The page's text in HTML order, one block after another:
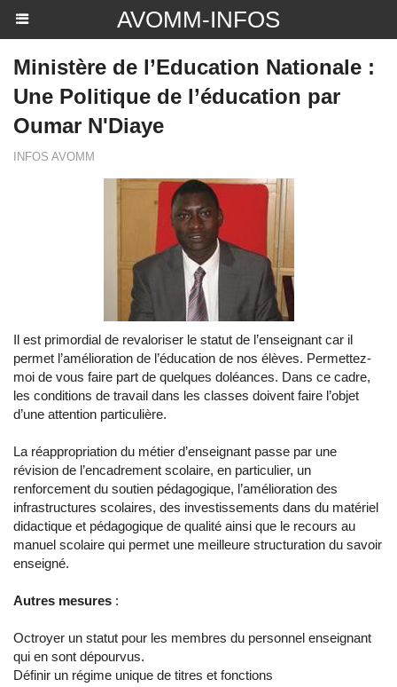
AVOMM-INFOS
Ministère de l’Education Nationale :
Une Politique de l’éducation par
Oumar N'Diaye
INFOS AVOMM
Il est primordial de revaloriser le statut de l’enseignant car il
permet l’amélioration de l’éducation de nos élèves. Permettez-
moi de vous faire part de quelques doléances. Dans ce cadre,
les conditions de travail dans les classes doivent faire l’objet
d’une attention particulière.
La réappropriation du métier d’enseignant passe par une
révision de l’encadrement scolaire, en particulier, un
renforcement du soutien pédagogique, l’amélioration des
infrastructures scolaires, des investissements dans du matériel
didactique et pédagogique de qualité ainsi que le recours au
manuel scolaire qui permet une meilleure structuration du savoir
enseigné.
Autres mesures :
Octroyer un statut pour les membres du personnel enseignant
qui en sont dépourvus.
Définir un régime unique de titres et fonctions